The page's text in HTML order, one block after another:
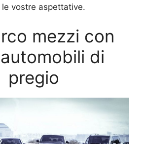
vostre aspettative.
mezzi con
di
pregio